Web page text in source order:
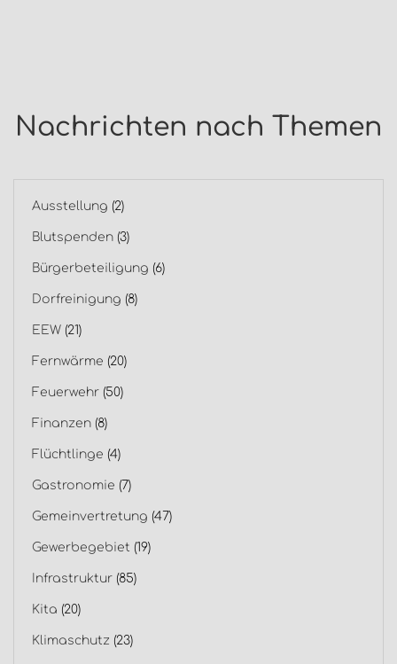
Nachrichten nach Themen
Ausstellung (2)
Blutspenden (3)
Bürgerbeteiligung (6)
Dorfreinigung (8)
EEW (21)
Fernwärme (20)
Feuerwehr (50)
Finanzen (8)
Flüchtlinge (4)
Gastronomie (7)
Gemeinvertretung (47)
Gewerbegebiet (19)
Infrastruktur (85)
Kita (20)
Klimaschutz (23)